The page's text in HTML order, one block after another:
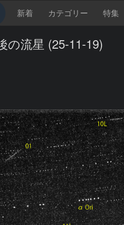
新着 カテゴリー 特集
の流星 (25-11-19)